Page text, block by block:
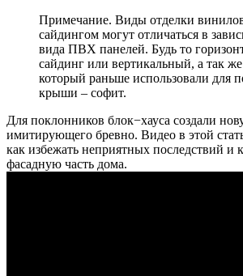
Примечание. Виды отделки
сайдингом могут отличаться в
вида ПВХ панелей. Будь то
сайдинг или вертикальный, а так
который раньше использовали для
крыши – софит.
Для поклонников блок−хауса создали
имитирующего бревно. Видео в этой
как избежать неприятных последствий и
фасадную часть дома.